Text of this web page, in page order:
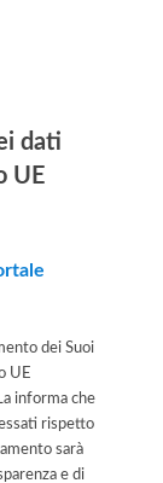
dati
UE
dei Suoi
UE
informa che
rispetto
sarà
e di